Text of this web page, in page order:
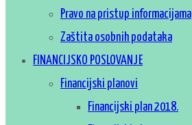
Pravo na pristup informacijama
Zaštita osobnih podataka
FINANCIJSKO POSLOVANJE
Financijski planovi
Financijski plan 2018.